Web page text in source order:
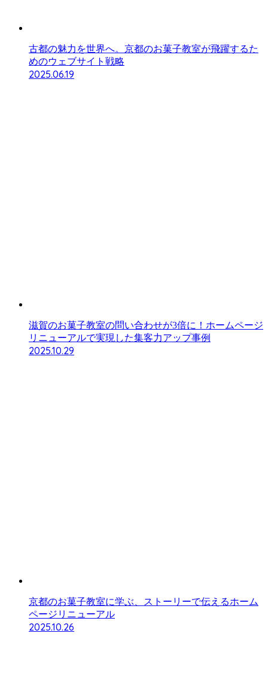
古都の魅力を世界へ。京都のお菓子教室が飛躍するた
めのウェブサイト戦略
2025.06.19
滋賀のお菓子教室の問い合わせが3倍に！ホームページ
リニューアルで実現した集客力アップ事例
2025.10.29
京都のお菓子教室に学ぶ、ストーリーで伝えるホーム
ページリニューアル
2025.10.26